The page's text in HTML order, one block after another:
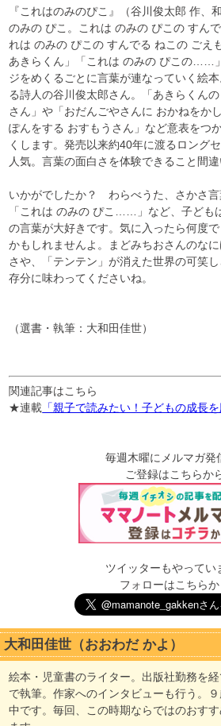
『これはのみのぴこ』（谷川俊太郎 作、
のみの ぴこ。これは のみの ぴこの すん
れは のみの ぴこの すんでる ねこの ごえ
あきらくん」「これは のみの ぴこの……
ジをめくるごとに言葉が連なっていく絵
る詩人の谷川俊太郎さん。「あきらくん
さん」や「おだんごやさんに おかねをか
ぽんをする おすもうさん」など意表をつ
くします。発売以来約40年に渡るロング
人気。言葉の面白さを体験できること間違
いかがでしたか？ わらべうた、さかさ言
「これは のみの ぴこ……」など、子ども
の言葉が大好きです。気に入ったら何度
かもしれませんよ。まどみちおさんのな
さや、「テンテン」が消えた世界の可笑
存分に味わってくださいね。
（選書・執筆：大和田佳世）
関連記事はこちら
★連載 「親子で読みたい！子どもの成長を
毎週木曜にメルマガ発
ご登録はこちらか
ツイッターもやってい
フォローはこちらか
大和田佳世（おおわだ かよ）
絵本・児童書のライター。出版社勤務を
で執筆。作家へのインタビューも行う。
中です。毎回、この時期ならではのおす